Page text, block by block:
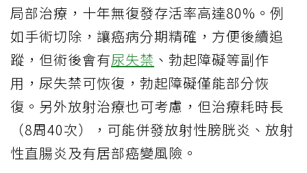
局部治療，十年無復發存活率高達80%。例
如手術切除，讓癌病分期精確，方便後續追
蹤，但術後會有尿失禁 、勃起障礙等副作
用，尿失禁可恢復，勃起障礙僅能部分恢
復。另外放射治療也可考慮，但治療耗時長
（8周40次），可能併發放射性膀胱炎、放射
性直腸炎及有居部癌變風險。